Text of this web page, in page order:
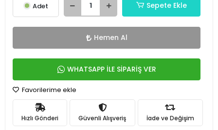
Adet Sepete Ekle
Hemen Al
WHATSAPP İLE SİPARİŞ VER
Favorilerime ekle
Hızlı Gönderi Güvenli Alışveriş İade ve Değişim